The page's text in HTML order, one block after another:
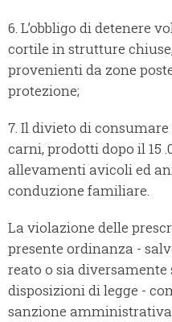
6. L’obbligo di detenere
cortile in strutture
provenienti da zone
protezione;
7. Il divieto di
carni, prodotti dopo il 15
allevamenti avicoli ed
conduzione familiare.
La violazione delle
presente ordinanza -
reato o sia
disposizioni di legge -
sanzione